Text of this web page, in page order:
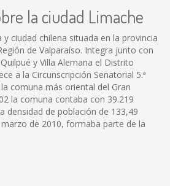
la ciudad Limache
ciudad chilena situada en la provincia
de Valparaíso. Integra junto con
y Villa Alemana el Distrito
a la Circunscripción Senatorial 5.ª
comuna más oriental del Gran
la comuna contaba con 39.219
densidad de población de 133,49
de 2010, formaba parte de la